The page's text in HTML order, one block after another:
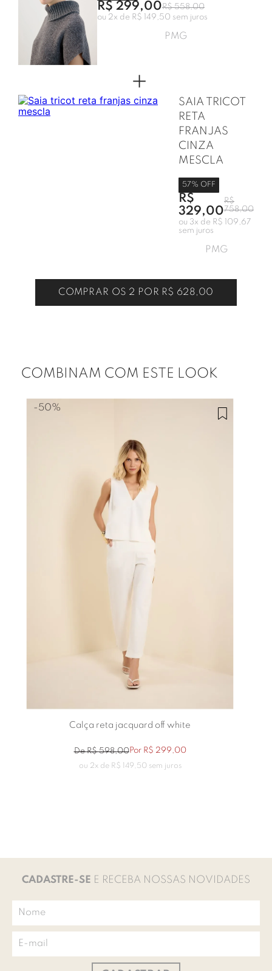
R$ 299,00R$ 558,00
ou 2x de R$ 149,50 sem juros
PMG
+
SAIA TRICOT
RETA
FRANJAS
CINZA
MESCLA
57% OFF
R$
329,00
R$
758,00
ou 3x de R$ 109,67
sem juros
PMG
COMPRAR OS 2 POR R$ 628,00
COMBINAM COM ESTE LOOK
-50%
Calça reta jacquard off white
DeR$ 598,00Por R$ 299,00
ou 2x de R$ 149 50sem juros
CADASTRE-SE E RECEBA NOSSAS NOVIDADES